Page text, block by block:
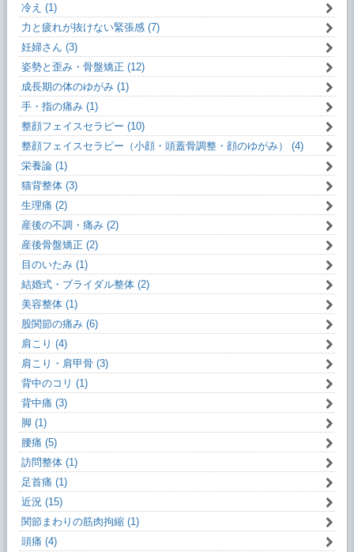
冷え (1)
力と疲れが抜けない緊張感 (7)
妊婦さん (3)
姿勢と歪み・骨盤矯正 (12)
成長期の体のゆがみ (1)
手・指の痛み (1)
整顔フェイスセラピー (10)
整顔フェイスセラピー（小顔・頭蓋骨調整・顔のゆがみ） (4)
栄養論 (1)
猫背整体 (3)
生理痛 (2)
産後の不調・痛み (2)
産後骨盤矯正 (2)
目のいたみ (1)
結婚式・ブライダル整体 (2)
美容整体 (1)
股関節の痛み (6)
肩こり (4)
肩こり・肩甲骨 (3)
背中のコリ (1)
背中痛 (3)
脚 (1)
腰痛 (5)
訪問整体 (1)
足首痛 (1)
近況 (15)
関節まわりの筋肉拘縮 (1)
頭痛 (4)